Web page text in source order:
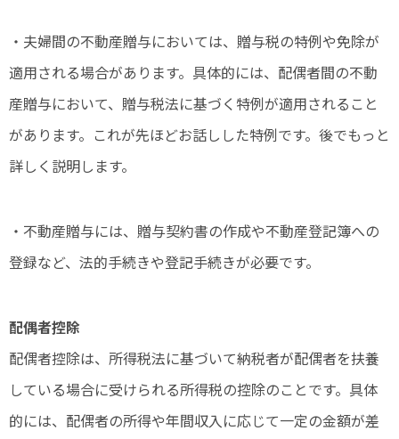
・夫婦間の不動産贈与においては、贈与税の特例や免除が
適用される場合があります。具体的には、配偶者間の不動
産贈与において、贈与税法に基づく特例が適用されること
があります。これが先ほどお話しした特例です。後でもっと
詳しく説明します。
・不動産贈与には、贈与契約書の作成や不動産登記簿への
登録など、法的手続きや登記手続きが必要です。
配偶者控除
配偶者控除は、所得税法に基づいて納税者が配偶者を扶養
している場合に受けられる所得税の控除のことです。具体
的には、配偶者の所得や年間収入に応じて一定の金額が差